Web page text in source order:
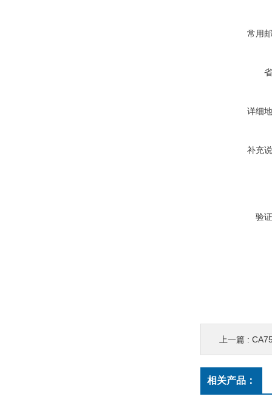
常用
详细
补充
验
上一篇 :
相关产品：